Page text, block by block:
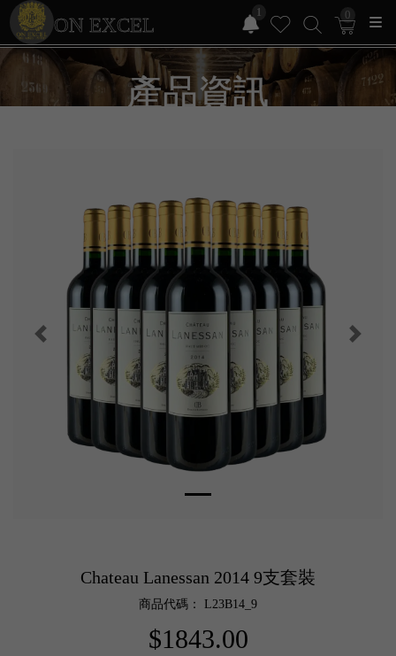
ON EXCEL
1 0
產品資訊
Chateau Lanessan 2014 9支套裝
商品代碼： L23B14_9
$1843.00